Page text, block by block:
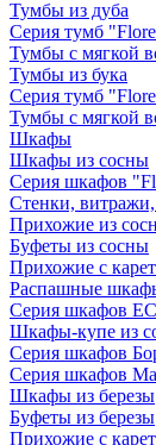
Тумбы из дуба
Серия тумб
Тумбы с мягкой
Тумбы из бука
Серия тумб
Тумбы с мягкой
Шкафы
Шкафы из сосны
Серия шкафов
Стенки,
Прихожие из
Буфеты из сосны
Прихожие с
Распашные
Серия шкафов
Шкафы-купе из
Серия шкафов
Серия шкафов
Шкафы из березы
Буфеты из березы
Прихожие с